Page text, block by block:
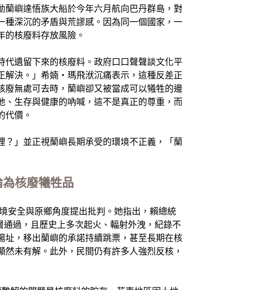
嶼達悟族大船於今年六月航向巴丹群島，對
深沉的矛盾與荒謬感。因為同一個國家，一
核廢料存放風險。
代遺留下來的核廢料。政府口口聲聲談文化平
決。」希婻・瑪飛洑沉痛表示，這種反差正
無處可去時，蘭嶼卻又被當成可以犧牲的邊
生存與健康的吶喊，這不是真正的尊重，而
代價。
」並正視蘭嶼長期承受的環境不正義，「蘭
核廢犧牲品
安全與原鄉角度提出批判。她指出，賴總統
過，且歷史上多次起火、輻射外洩，紀錄不
址，移出蘭嶼的承諾持續跳票，甚至長期在核
未有解。此外，民間仍有許多人強烈反核，